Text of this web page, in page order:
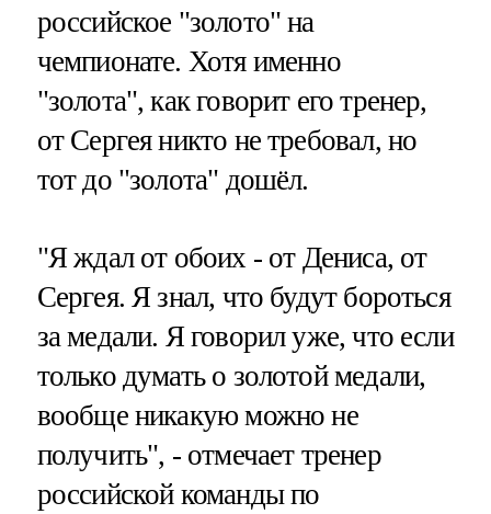
российское "золото" на
чемпионате. Хотя именно
"золота", как говорит его тренер,
от Сергея никто не требовал, но
тот до "золота" дошёл.
"Я ждал от обоих - от Дениса, от
Сергея. Я знал, что будут бороться
за медали. Я говорил уже, что если
только думать о золотой медали,
вообще никакую можно не
получить", - отмечает тренер
российской команды по